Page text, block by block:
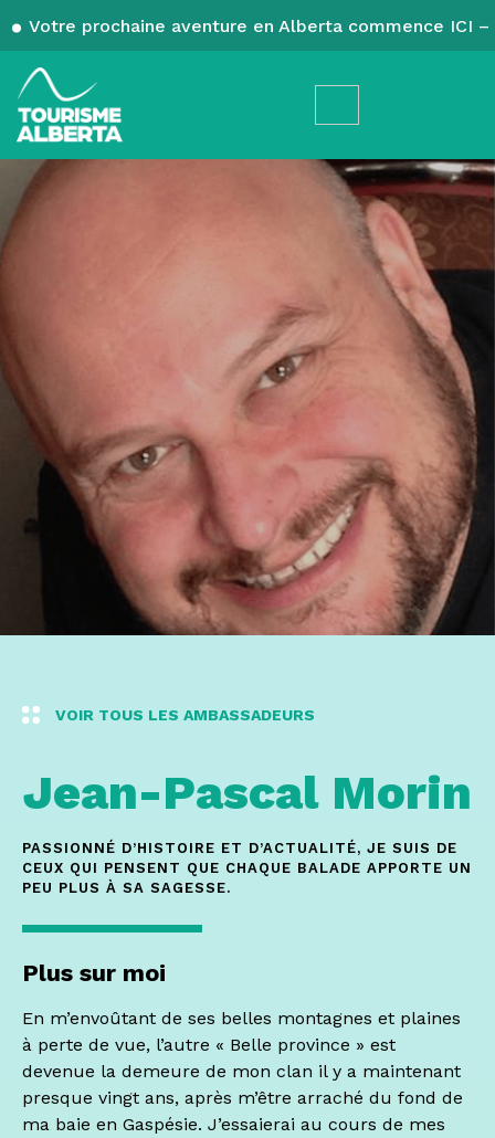
Votre prochaine aventure en Alberta commence ICI
VOIR TOUS LES AMBASSADEURS
Jean-Pascal Morin
PASSIONNÉ D’HISTOIRE ET D’ACTUALITÉ, JE SUIS DE
CEUX QUI PENSENT QUE CHAQUE BALADE APPORTE UN
PEU PLUS À SA SAGESSE.
Plus sur moi
En m’envoûtant de ses belles montagnes et plaines
à perte de vue, l’autre « Belle province » est
devenue la demeure de mon clan il y a maintenant
presque vingt ans, après m’être arraché du fond de
ma baie en Gaspésie. J’essaierai au cours de mes